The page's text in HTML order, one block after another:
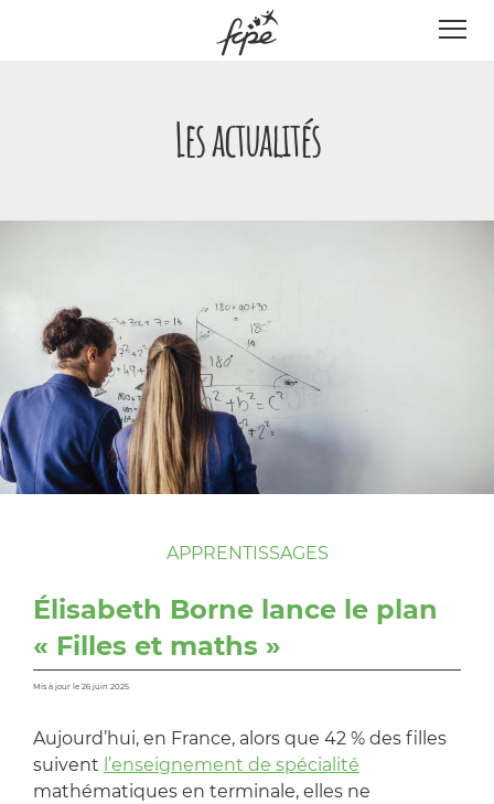
Les actualités
APPRENTISSAGES
Élisabeth Borne lance le plan
« Filles et maths »
Mis à jour le 26 juin 2025
Aujourd’hui, en France, alors que 42 % des filles
suivent l’enseignement de spécialité
mathématiques en terminale, elles ne
Panneau de gestion des cookies